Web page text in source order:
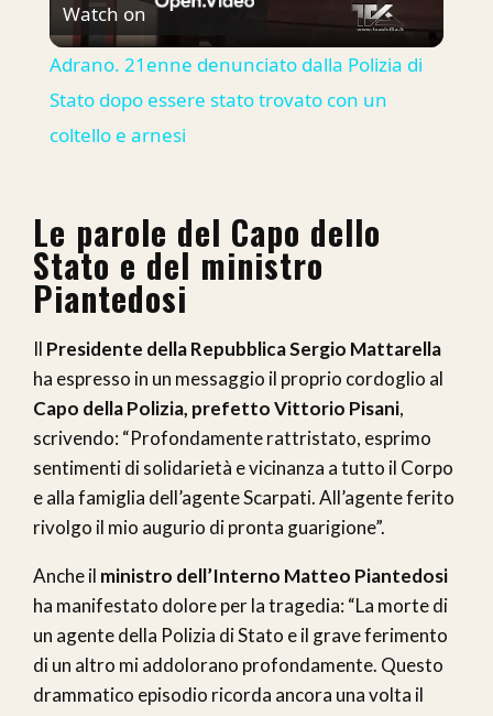
Video
Watch on
Adrano. 21enne denunciato dalla Polizia di
Stato dopo essere stato trovato con un
coltello e arnesi
Le parole del Capo dello
Stato e del ministro
Piantedosi
Il Presidente della Repubblica Sergio Mattarella
ha espresso in un messaggio il proprio cordoglio al
Capo della Polizia, prefetto Vittorio Pisani,
scrivendo: “Profondamente rattristato, esprimo
sentimenti di solidarietà e vicinanza a tutto il Corpo
e alla famiglia dell’agente Scarpati. All’agente ferito
rivolgo il mio augurio di pronta guarigione”.
Anche il ministro dell’Interno Matteo Piantedosi
ha manifestato dolore per la tragedia: “La morte di
un agente della Polizia di Stato e il grave ferimento
di un altro mi addolorano profondamente. Questo
drammatico episodio ricorda ancora una volta il